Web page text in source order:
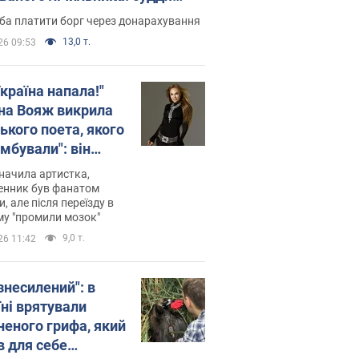
неочікуване рішення
платити борг через донарахування
09:53 13,0 т.
напала!"
Вояж викрила
поета, якого
він
російської не
тепер хоче
українців
артистка,
був фанатом
але після переїзду в
"промили мозок"
11:42 9,0 т.
в
врятували
грифа, який
для себе